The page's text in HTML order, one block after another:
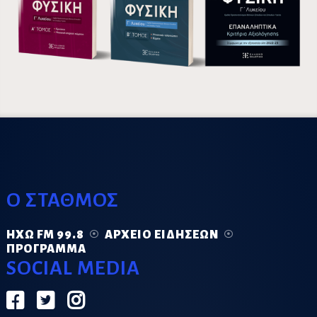
Ο ΣΤΑΘΜΟΣ
ΗΧΏ FM 99.8
ΑΡΧΕΊΟ ΕΙΔΉΣΕΩΝ
ΠΡΌΓΡΑΜΜΑ
SOCIAL MEDIA